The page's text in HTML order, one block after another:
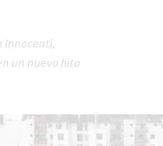
Innocenti,
un nuevo hito